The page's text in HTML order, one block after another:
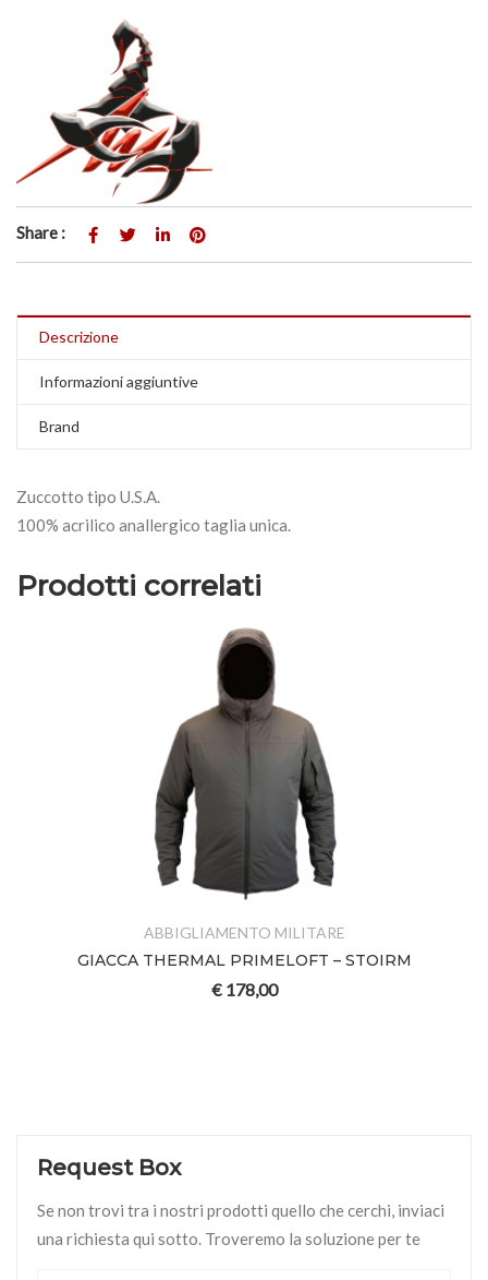
Share :
Descrizione
Informazioni aggiuntive
Brand
Zuccotto tipo U.S.A.
100% acrilico anallergico taglia unica.
Prodotti correlati
ABBIGLIAMENTO MILITARE
GIACCA THERMAL PRIMELOFT – STOIRM
€178,00
Request Box
Se non trovi tra i nostri prodotti quello che cerchi, inviaci
una richiesta qui sotto. Troveremo la soluzione per te